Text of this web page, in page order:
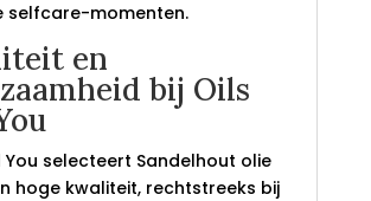
selfcare-momenten.
en
bij Oils
You selecteert Sandelhout olie
hoge kwaliteit, rechtstreeks bij